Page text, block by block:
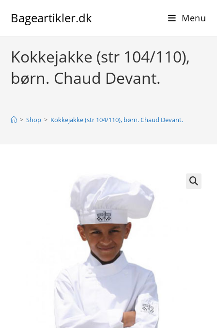
Bageartikler.dk Menu
Kokkejakke (str 104/110),
børn. Chaud Devant.
> Shop > Kokkejakke (str 104/110), børn. Chaud Devant.